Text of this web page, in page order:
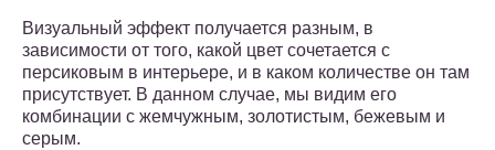
Визуальный эффект получается разным, в
зависимости от того, какой цвет сочетается с
персиковым в интерьере, и в каком количестве он там
присутствует. В данном случае, мы видим его
комбинации с жемчужным, золотистым, бежевым и
серым.